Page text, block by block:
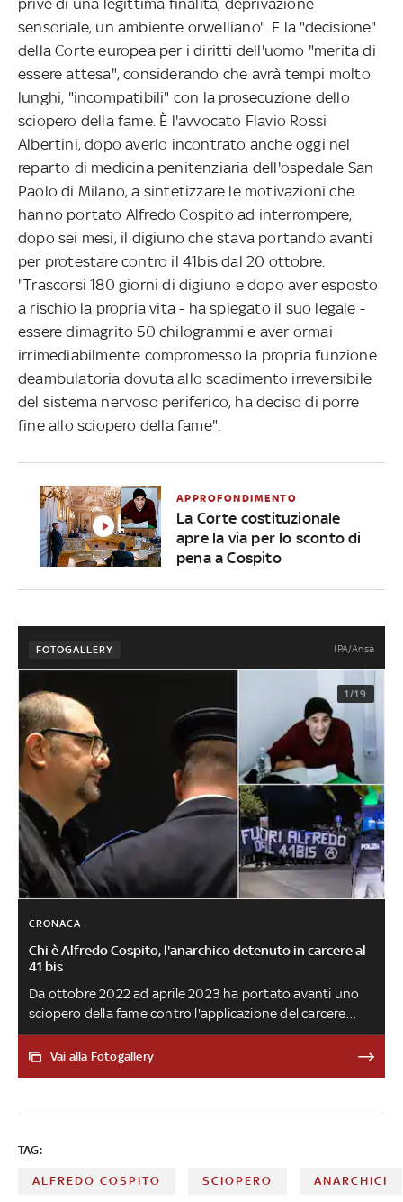
sensoriale, un ambiente orwelliano". E la "decisione"
della Corte europea per i diritti dell'uomo "merita di
essere attesa", considerando che avrà tempi molto
lunghi, "incompatibili" con la prosecuzione dello
sciopero della fame. È l'avvocato Flavio Rossi
Albertini, dopo averlo incontrato anche oggi nel
reparto di medicina penitenziaria dell'ospedale San
Paolo di Milano, a sintetizzare le motivazioni che
hanno portato Alfredo Cospito ad interrompere,
dopo sei mesi, il digiuno che stava portando avanti
per protestare contro il 41bis dal 20 ottobre.
"Trascorsi 180 giorni di digiuno e dopo aver esposto
a rischio la propria vita - ha spiegato il suo legale -
essere dimagrito 50 chilogrammi e aver ormai
irrimediabilmente compromesso la propria funzione
deambulatoria dovuta allo scadimento irreversibile
del sistema nervoso periferico, ha deciso di porre
fine allo sciopero della fame".
APPROFONDIMENTO
La Corte costituzionale
apre la via per lo sconto di
pena a Cospito
FOTOGALLERY IPA/Ansa
1/19
CRONACA
Chi è Alfredo Cospito, l'anarchico detenuto in carcere al
41 bis
Da ottobre 2022 ad aprile 2023 ha portato avanti uno
sciopero della fame contro l'applicazione del carcere
duro nei suoi confronti. È stato condannato per aver
gambizzato nel 2012 l'ad di Ansaldo Nucleare, Roberto
che non ci siano le condizioni per tenerlo in cella con il
Vai alla Fotogallery
TAG:
ALFREDO COSPITO SCIOPERO ANARCHICI